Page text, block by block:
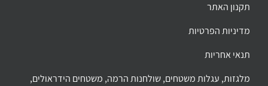
תקנון האתר
מדיניות הפרטיות
תנאי אחריות
מלגזות, עגלות משטחים, שולחנות הרמה, משטחים הידראולים,